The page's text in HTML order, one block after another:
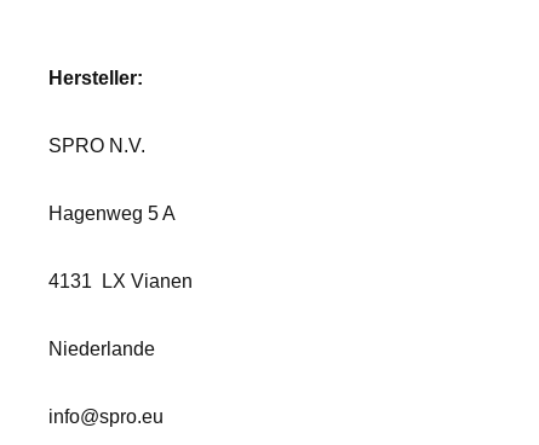
Hersteller:
SPRO N.V.
Hagenweg 5 A
4131 LX Vianen
Niederlande
info@spro.eu